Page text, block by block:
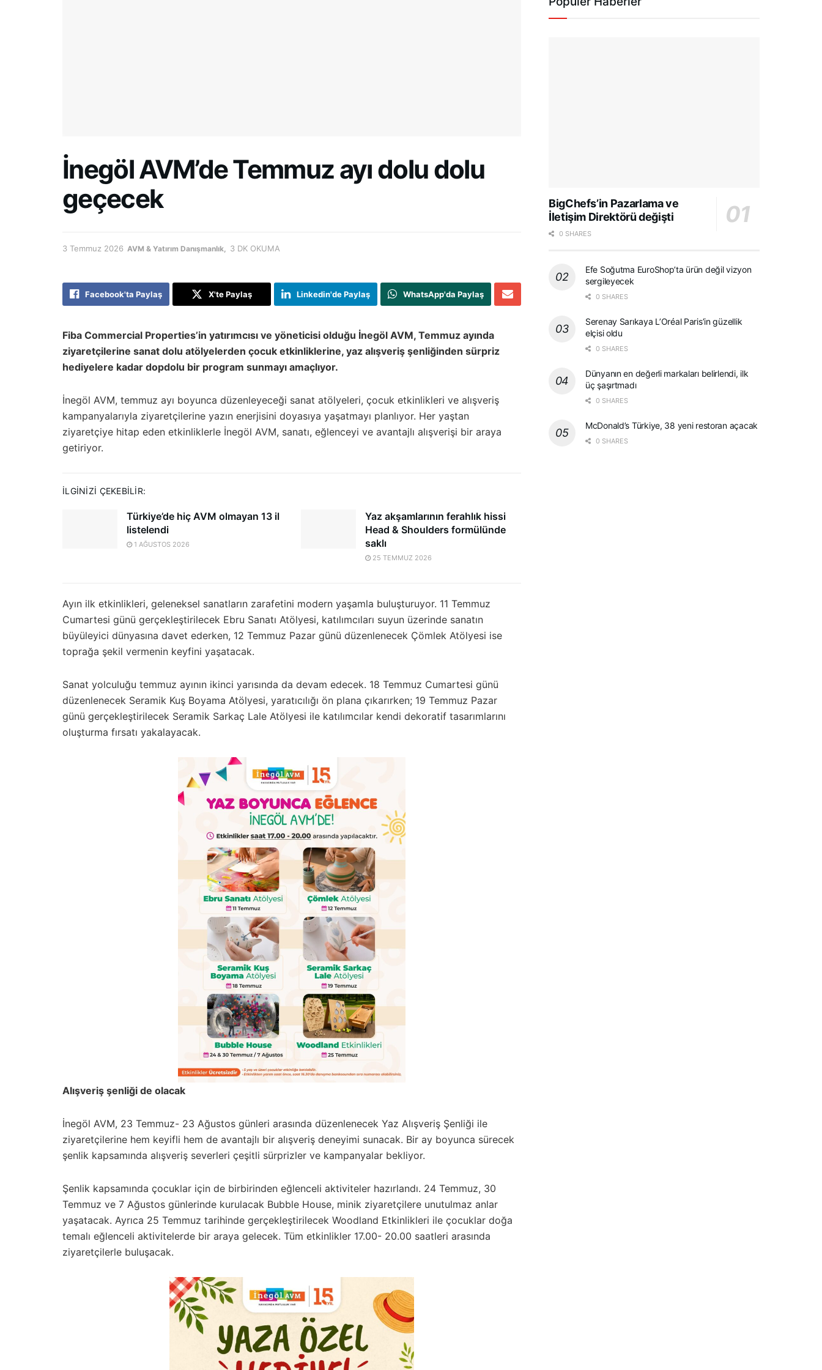
İnegöl AVM’de Temmuz ayı dolu dolu
geçecek
3 Temmuz 2026 AVM & Yatırım Danışmanlık 3 DK OKUMA
Facebook'ta Paylaş X'te Paylaş Linkedin'de Paylaş WhatsApp'da Paylaş
Fiba Commercial Properties’in yatırımcısı ve yöneticisi olduğu İnegöl AVM, Temmuz ayında
ziyaretçilerine sanat dolu atölyelerden çocuk etkinliklerine, yaz alışveriş şenliğinden sürpriz
hediyelere kadar dopdolu bir program sunmayı amaçlıyor.
İnegöl AVM, temmuz ayı boyunca düzenleyeceği sanat atölyeleri, çocuk etkinlikleri ve alışveriş
kampanyalarıyla ziyaretçilerine yazın enerjisini doyasıya yaşatmayı planlıyor. Her yaştan
ziyaretçiye hitap eden etkinliklerle İnegöl AVM, sanatı, eğlenceyi ve avantajlı alışverişi bir araya
getiriyor.
İLGINIZI ÇEKEBILIR:
Türkiye’de hiç AVM olmayan 13 il
listelendi
1 AĞUSTOS 2026
Yaz akşamlarının ferahlık hissi
Head & Shoulders formülünde
saklı
25 TEMMUZ 2026
Ayın ilk etkinlikleri, geleneksel sanatların zarafetini modern yaşamla buluşturuyor. 11 Temmuz
Cumartesi günü gerçekleştirilecek Ebru Sanatı Atölyesi, katılımcıları suyun üzerinde sanatın
büyüleyici dünyasına davet ederken, 12 Temmuz Pazar günü düzenlenecek Çömlek Atölyesi ise
toprağa şekil vermenin keyfini yaşatacak.
Sanat yolculuğu temmuz ayının ikinci yarısında da devam edecek. 18 Temmuz Cumartesi günü
düzenlenecek Seramik Kuş Boyama Atölyesi, yaratıcılığı ön plana çıkarırken; 19 Temmuz Pazar
günü gerçekleştirilecek Seramik Sarkaç Lale Atölyesi ile katılımcılar kendi dekoratif tasarımlarını
oluşturma fırsatı yakalayacak.
Alışveriş şenliği de olacak
İnegöl AVM, 23 Temmuz- 23 Ağustos günleri arasında düzenlenecek Yaz Alışveriş Şenliği ile
ziyaretçilerine hem keyifli hem de avantajlı bir alışveriş deneyimi sunacak. Bir ay boyunca sürecek
şenlik kapsamında alışveriş severleri çeşitli sürprizler ve kampanyalar bekliyor.
Şenlik kapsamında çocuklar için de birbirinden eğlenceli aktiviteler hazırlandı. 24 Temmuz, 30
Temmuz ve 7 Ağustos günlerinde kurulacak Bubble House, minik ziyaretçilere unutulmaz anlar
yaşatacak. Ayrıca 25 Temmuz tarihinde gerçekleştirilecek Woodland Etkinlikleri ile çocuklar doğa
temalı eğlenceli aktivitelerde bir araya gelecek. Tüm etkinlikler 17.00- 20.00 saatleri arasında
ziyaretçilerle buluşacak.
BigChefs’in Pazarlama ve
İletişim Direktörü değişti
0 SHARES
Efe Soğutma EuroShop’ta ürün değil vizyon
sergileyecek
0 SHARES
Serenay Sarıkaya L’Oréal Paris’in güzellik
elçisi oldu
0 SHARES
Dünyanın en değerli markaları belirlendi, ilk
üç şaşırtmadı
0 SHARES
McDonald’s Türkiye, 38 yeni restoran açacak
0 SHARES